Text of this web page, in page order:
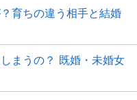
育ちの違う相手と結婚
まうの？ 既婚・未婚女